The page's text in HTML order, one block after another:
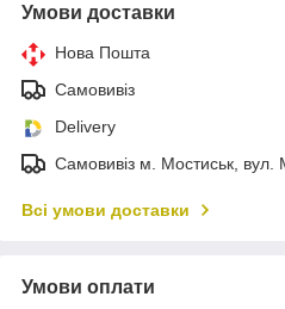
Умови доставки
Нова Пошта
Самовивіз
Delivery
Самовивіз м. Мостиськ, вул.
Всі умови доставки
Умови оплати